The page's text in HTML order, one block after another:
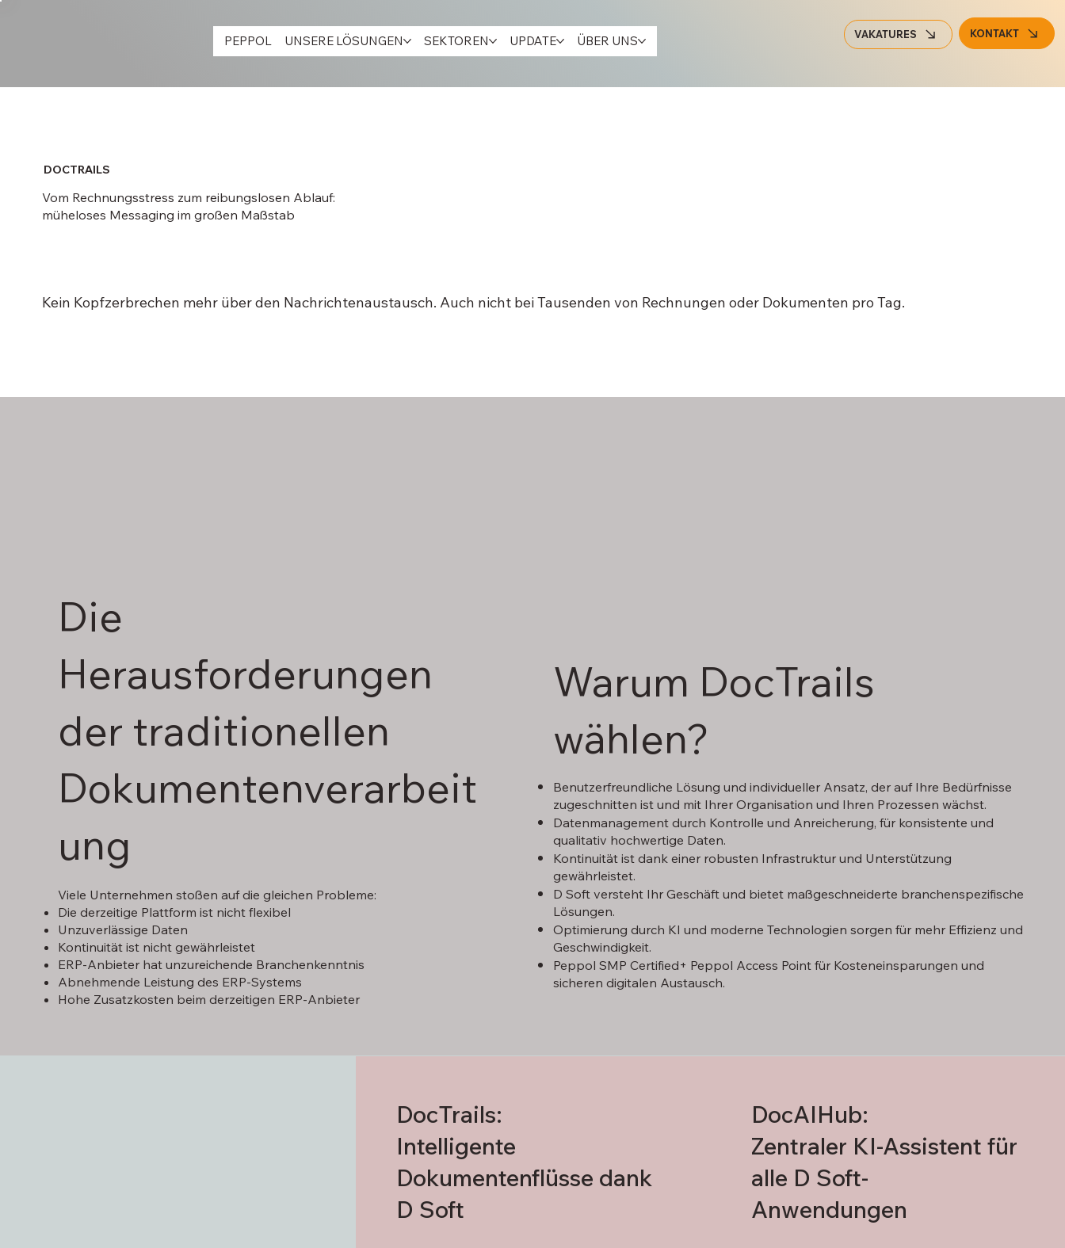
PEPPOL UNSERE LÖSUNGEN SEKTOREN UPDATE ÜBER UNS VAKATURES KONTAKT
DOCTRAILS
Vom Rechnungsstress zum reibungslosen Ablauf:
müheloses Messaging im großen Maßstab
Kein Kopfzerbrechen mehr über den Nachrichtenaustausch. Auch nicht bei Tausenden von Rechnungen oder Dokumenten pro Tag.
Die
Herausforderungen
der traditionellen
Dokumentenverarbeit
ung
Viele Unternehmen stoßen auf die gleichen Probleme:
Die derzeitige Plattform ist nicht flexibel
Unzuverlässige Daten
Kontinuität ist nicht gewährleistet
ERP-Anbieter hat unzureichende Branchenkenntnis
Abnehmende Leistung des ERP-Systems
Hohe Zusatzkosten beim derzeitigen ERP-Anbieter
Warum DocTrails
wählen?
Benutzerfreundliche Lösung und individueller Ansatz, der auf Ihre Bedürfnisse
zugeschnitten ist und mit Ihrer Organisation und Ihren Prozessen wächst.
Datenmanagement durch Kontrolle und Anreicherung, für konsistente und
qualitativ hochwertige Daten.
Kontinuität ist dank einer robusten Infrastruktur und Unterstützung
gewährleistet.
D Soft versteht Ihr Geschäft und bietet maßgeschneiderte branchenspezifische
Lösungen.
Optimierung durch KI und moderne Technologien sorgen für mehr Effizienz und
Geschwindigkeit.
Peppol SMP Certified+ Peppol Access Point für Kosteneinsparungen und
sicheren digitalen Austausch.
DocTrails:
Intelligente
Dokumentenflüsse dank
D Soft
DocAIHub:
Zentraler KI-Assistent für
alle D Soft-
Anwendungen